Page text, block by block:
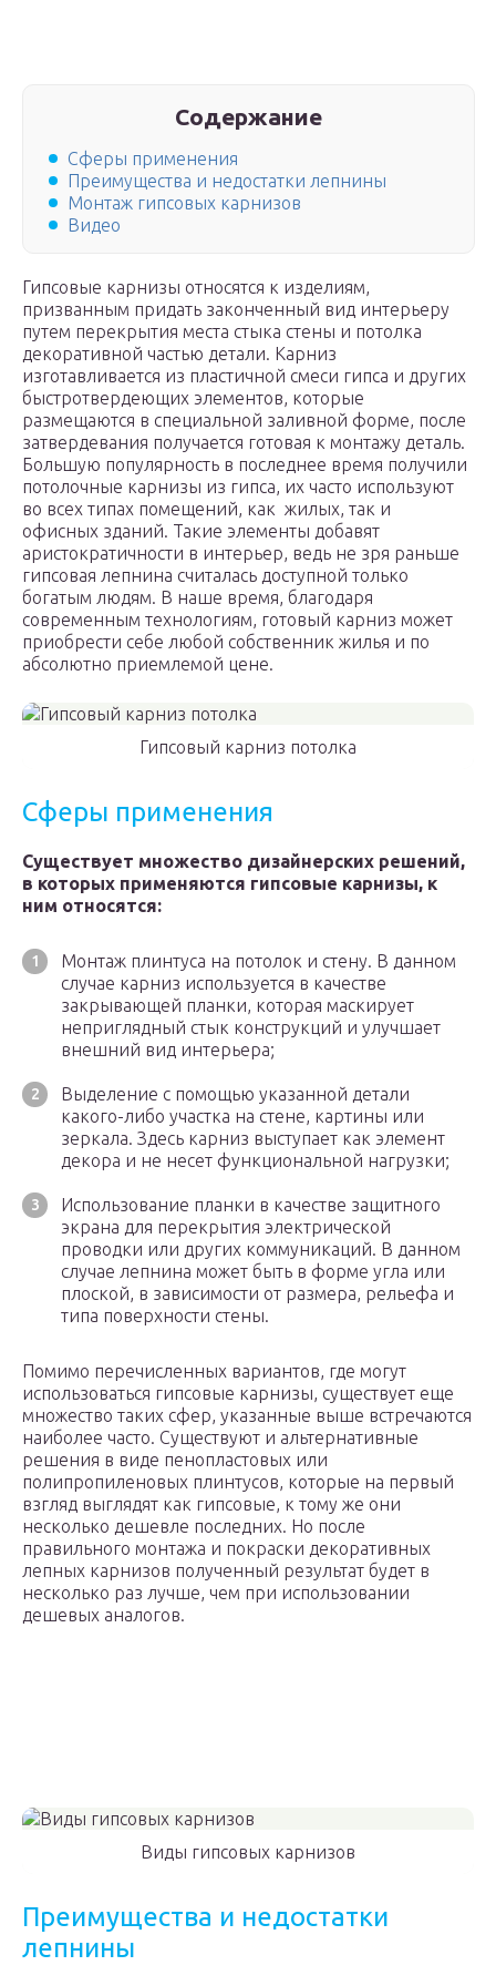
Содержание
Сферы применения
Преимущества и недостатки лепнины
Монтаж гипсовых карнизов
Видео
Гипсовые карнизы относятся к изделиям,
призванным придать законченный вид интерьеру
путем перекрытия места стыка стены и потолка
декоративной частью детали. Карниз
изготавливается из пластичной смеси гипса и других
быстротвердеющих элементов, которые
размещаются в специальной заливной форме, после
затвердевания получается готовая к монтажу деталь.
Большую популярность в последнее время получили
потолочные карнизы из гипса, их часто используют
во всех типах помещений, как жилых, так и
офисных зданий. Такие элементы добавят
аристократичности в интерьер, ведь не зря раньше
гипсовая лепнина считалась доступной только
богатым людям. В наше время, благодаря
современным технологиям, готовый карниз может
приобрести себе любой собственник жилья и по
абсолютно приемлемой цене.
Гипсовый карниз потолка
Сферы применения
Существует множество дизайнерских решений,
в которых применяются гипсовые карнизы, к
ним относятся:
Монтаж плинтуса на потолок и стену. В данном
случае карниз используется в качестве
закрывающей планки, которая маскирует
неприглядный стык конструкций и улучшает
внешний вид интерьера;
Выделение с помощью указанной детали
какого-либо участка на стене, картины или
зеркала. Здесь карниз выступает как элемент
декора и не несет функциональной нагрузки;
Использование планки в качестве защитного
экрана для перекрытия электрической
проводки или других коммуникаций. В данном
случае лепнина может быть в форме угла или
плоской, в зависимости от размера, рельефа и
типа поверхности стены.
Помимо перечисленных вариантов, где могут
использоваться гипсовые карнизы, существует еще
множество таких сфер, указанные выше встречаются
наиболее часто. Существуют и альтернативные
решения в виде пенопластовых или
полипропиленовых плинтусов, которые на первый
взгляд выглядят как гипсовые, к тому же они
несколько дешевле последних. Но после
правильного монтажа и покраски декоративных
лепных карнизов полученный результат будет в
несколько раз лучше, чем при использовании
дешевых аналогов.
Виды гипсовых карнизов
Преимущества и недостатки
лепнины